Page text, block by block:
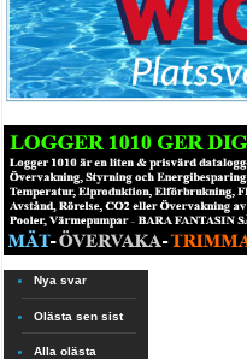
Nya svar
Olästa sen sist
Alla olästa